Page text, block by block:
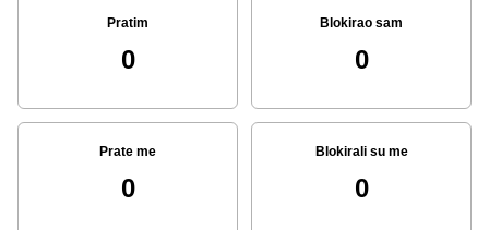
Pratim
0
Blokirao sam
0
Prate me
0
Blokirali su me
0